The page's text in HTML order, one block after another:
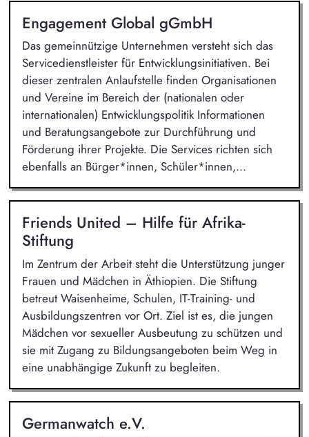
Engagement Global gGmbH
Das gemeinnützige Unternehmen versteht sich das
Servicedienstleister für Entwicklungsinitiativen. Bei
dieser zentralen Anlaufstelle finden Organisationen
und Vereine im Bereich der (nationalen oder
internationalen) Entwicklungspolitik Informationen
und Beratungsangebote zur Durchführung und
Förderung ihrer Projekte. Die Services richten sich
ebenfalls an Bürger*innen, Schüler*innen,...
Friends United – Hilfe für Afrika-
Stiftung
Im Zentrum der Arbeit steht die Unterstützung junger
Frauen und Mädchen in Äthiopien. Die Stiftung
betreut Waisenheime, Schulen, IT-Training- und
Ausbildungszentren vor Ort. Ziel ist es, die jungen
Mädchen vor sexueller Ausbeutung zu schützen und
sie mit Zugang zu Bildungsangeboten beim Weg in
eine unabhängige Zukunft zu begleiten.
Germanwatch e.V.